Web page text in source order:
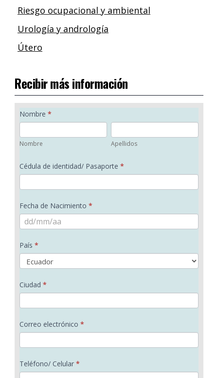
Riesgo ocupacional y ambiental
Urología y andrología
Útero
Recibir más información
F
o
r
u
l
a
r
i
o
p
a
r
a
n
r
Nombre *
o
b
r
e
Nombre
p
l
i
o
s
Apellidos
Cédula de identidad/ Pasaporte *
Fecha de Nacimiento *
País *
Ciudad *
Correo electrónico *
Teléfono/ Celular *